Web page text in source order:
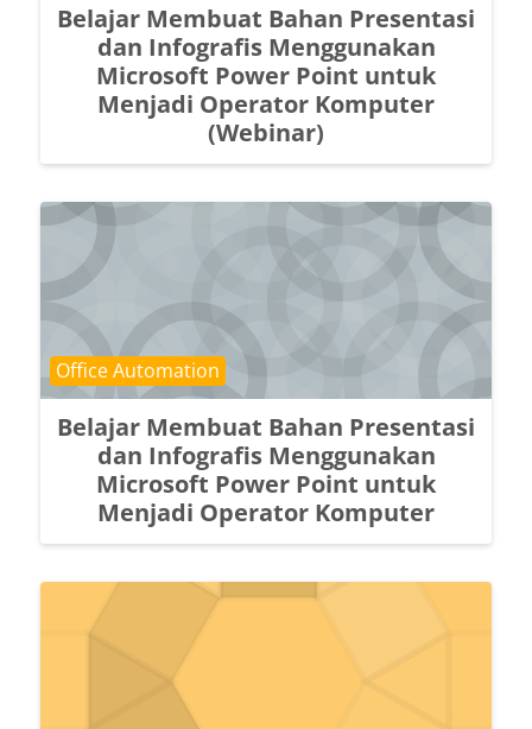
Belajar Membuat Bahan Presentasi
dan Infografis Menggunakan
Microsoft Power Point untuk
Menjadi Operator Komputer
(Webinar)
Belajar Membuat Bahan Presentasi
dan Infografis Menggunakan
Microsoft Power Point untuk
Menjadi Operator Komputer
Course category
Office Automation